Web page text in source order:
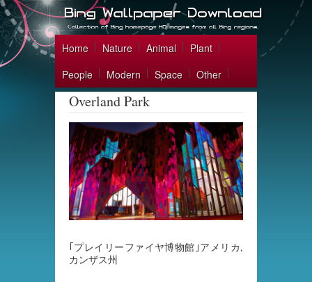
Home Nature Animal
Plant
People
Modern Space Other
Overland Park
｢プレイリーファイヤ博物館｣アメリカ,
カンザス州